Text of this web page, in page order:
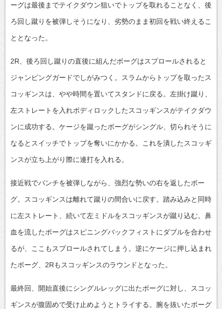
ーグは最後までテイクダウン狙いでトップを取れることなく、後
ろ回し蹴りを被弾しそうになり、劣勢のまま初回を戦い終えるこ
ととなった。
2R、後ろ回し蹴りの直後に組んだボーグはスプロールされると
ジャンピングガードでしがみつく。スラムからトップを取ったス
コッギンスは、やや時間を置いてスタンドに戻る。左掛け蹴り、
左ストレートを入れボディロックしたスコッギンスがテイクダウ
ンに成功する。ケージを蹴ったボーグがシングル、切られそうに
なるとスイッチでトップを奪いにかかる。これを潰したスコッギ
ンスが立ち上がり際に連打を入れる。
接近戦でパンチを被弾しながら、強烈な勢いの右を返したボー
グ。スコッギンスは離れて蹴りの間合いに戻す。踏み込みと同時
に左ストレート、続いて左ミドルをスコッギンスが蹴り込む。鼻
血を流したボーグはスピニングバックフィストにダブルを合わせ
るが、ここもスプロールされてしまう。逆にケージに押し込まれ
たボーグ、2Rもスコッギンスのラウンドとなった。
最終回、開始直後にシングルレッグに出たボーグに対し、スコッ
ギンスが腹固めで受け止めようとトライする。腕を抜いたボーグ